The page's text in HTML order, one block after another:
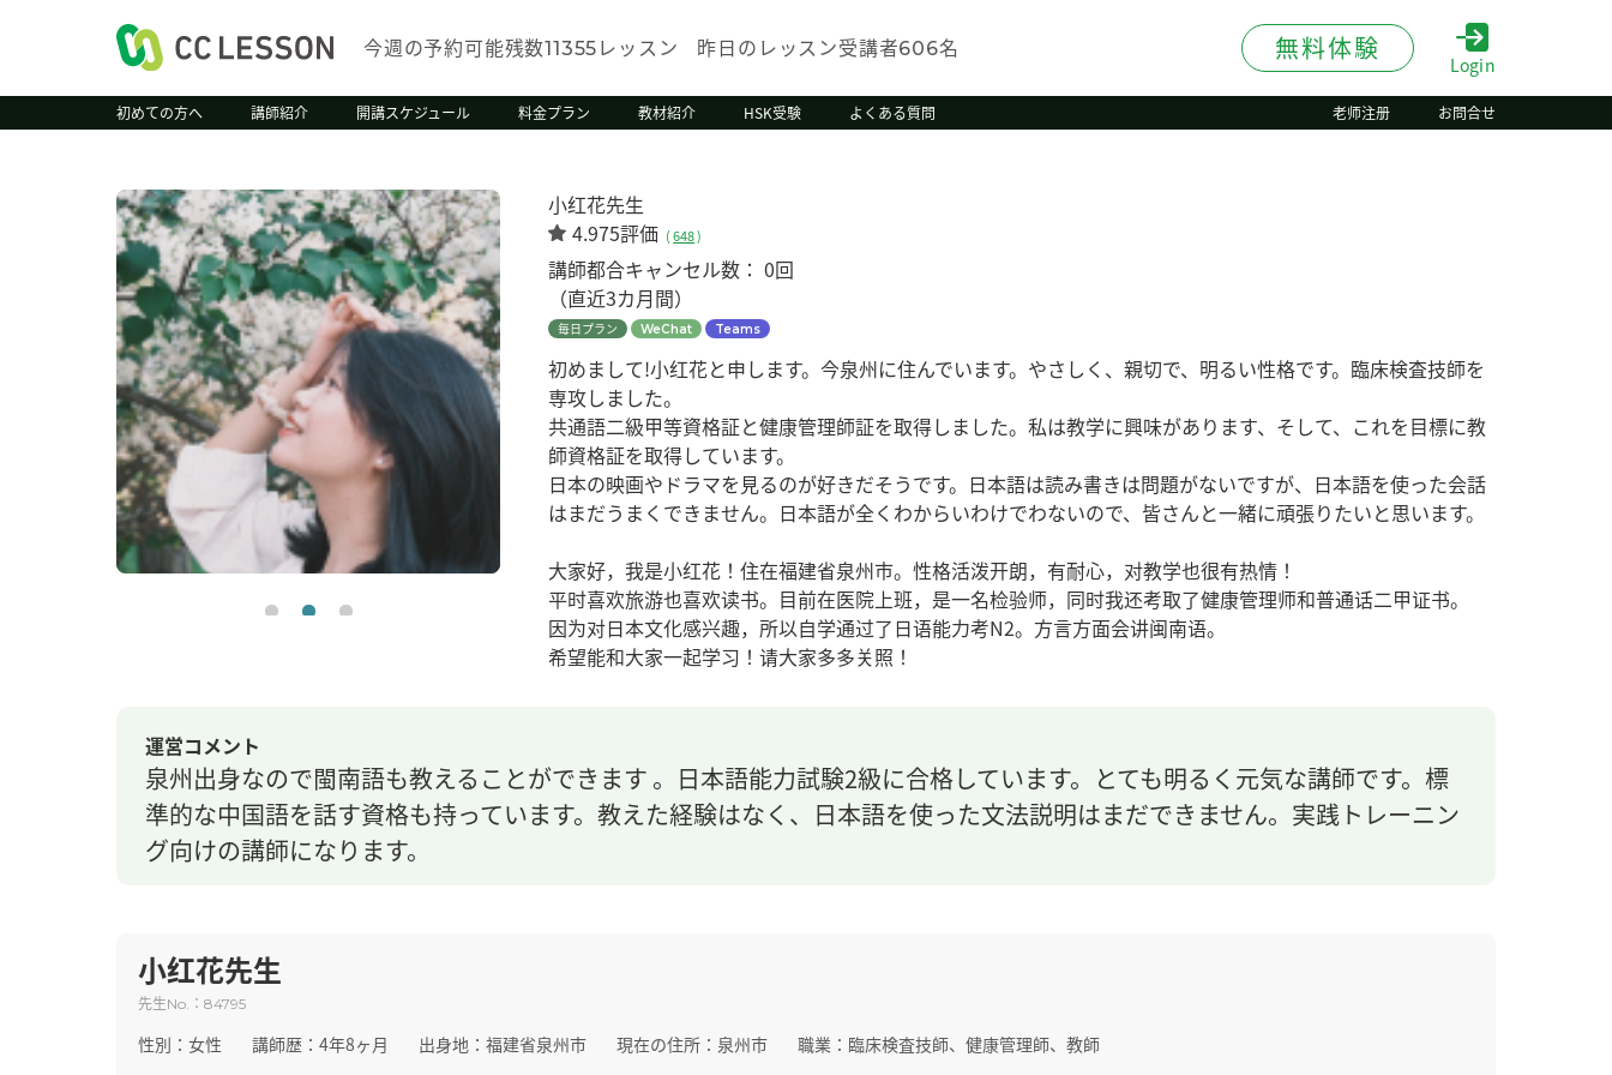
今週の予約可能残数11355 レッスン 昨日のレッスン受講者606名 無料体験
Login
初めての方へ 講師紹介 開講スケジュール 料金プラン 教材紹介 HSK受験 よくある質問 老师注册 お問合せ
小红花先生
4.975評価 (648)
講師都合キャンセル数： 0回
（直近3カ月間）
毎日プラン WeChat Teams
初めまして!小红花と申します。今泉州に住んでいます。やさしく、親切で、明るい性格です。臨床検査技師を
専攻しました。
共通語二級甲等資格証と健康管理師証を取得しました。私は教学に興味があります、そして、これを目標に教
師資格証を取得しています。
日本の映画やドラマを見るのが好きだそうです。日本語は読み書きは問題がないですが、日本語を使った会話
はまだうまくできません。日本語が全くわからいわけでわないので、皆さんと一緒に頑張りたいと思います。
大家好，我是小红花！住在福建省泉州市。性格活泼开朗，有耐心，对教学也很有热情！
平时喜欢旅游也喜欢读书。目前在医院上班，是一名检验师，同时我还考取了健康管理师和普通话二甲证书。
因为对日本文化感兴趣，所以自学通过了日语能力考N2。方言方面会讲闽南语。
希望能和大家一起学习！请大家多多关照！
運営コメント
泉州出身なので閩南語も教えることができます 。日本語能力試験2級に合格しています。とても明るく元気な講師です。標
準的な中国語を話す資格も持っています。教えた経験はなく、日本語を使った文法説明はまだできません。実践トレーニン
グ向けの講師になります。
小红花先生
先生No. ： 84795
性別： 女性 講師歴： 4年8ヶ月 出身地： 福建省泉州市 現在の住所： 泉州市 職業： 臨床検査技師、健康管理師、教師